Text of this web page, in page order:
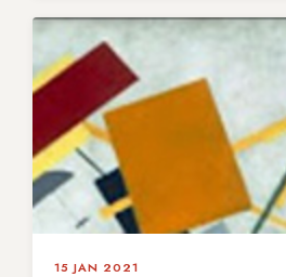
15 JAN 2021